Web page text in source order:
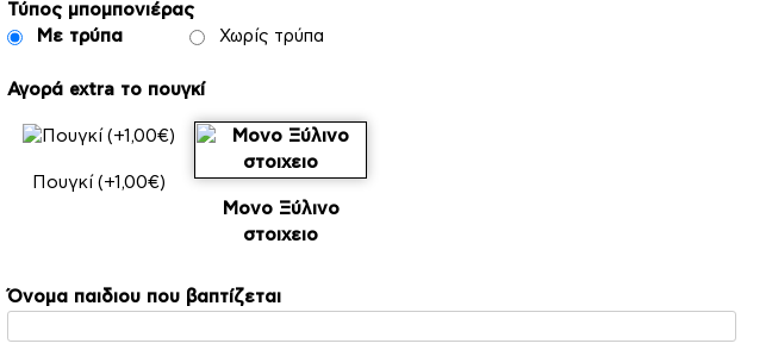
Τύπος μπομπονιέρας
Με τρύπα
Χωρίς τρύπα
Αγορά extra το πουγκί
Πουγκί (+1,00€)
Μονο Ξύλινο
στοιχειο
Όνομα παιδιου που βαπτίζεται